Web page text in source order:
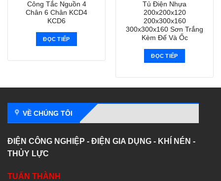
Công Tắc Nguồn 4
Chân 6 Chân KCD4
KCD6
ĐỌC TIẾP
Tủ Điện Nhựa
200x200x120
200x300x160
300x300x160 Sơn Trắng
Kèm Đế Và Ốc
ĐỌC TIẾP
VỀ CHÚNG TÔI
ĐIỆN CÔNG NGHIỆP - ĐIỆN GIA DỤNG - KHÍ NÉN -
THỦY LỰC
TUẤN THÀNH